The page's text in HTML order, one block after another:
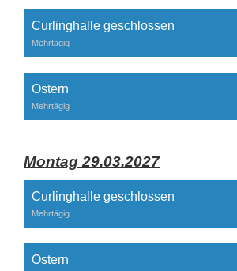
Curlinghalle geschlossen
Mehrtägig
Ostern
Mehrtägig
Montag 29.03.2027
Curlinghalle geschlossen
Mehrtägig
Ostern